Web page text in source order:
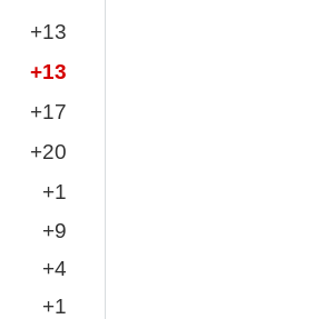
+13
+13
+17
+20
+1
+9
+4
+1